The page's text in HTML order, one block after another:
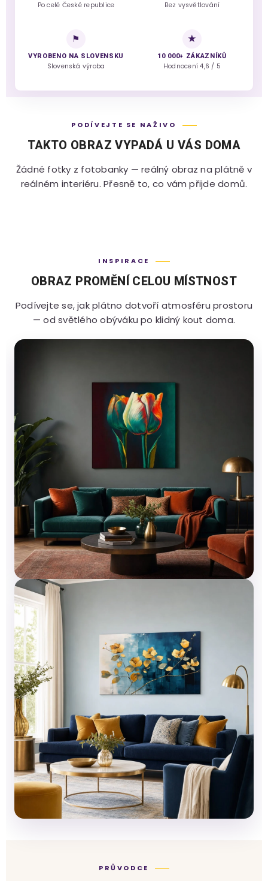
Po celé České republice Bez vysvětlování
⚑
VYROBENO NA SLOVENSKU
Slovenská výroba
★
10 000+ ZÁKAZNÍKŮ
Hodnocení 4,6 / 5
PODÍVEJTE SE NAŽIVO
TAKTO OBRAZ VYPADÁ U VÁS DOMA
Žádné fotky z fotobanky — reálný obraz na plátně v
reálném interiéru. Přesně to, co vám přijde domů.
INSPIRACE
OBRAZ PROMĚNÍ CELOU MÍSTNOST
Podívejte se, jak plátno dotvoří atmosféru prostoru
— od světlého obýváku po klidný kout doma.
PRŮVODCE